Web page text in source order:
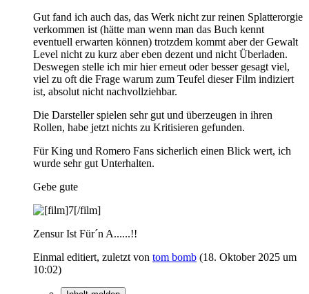
Gut fand ich auch das, das Werk nicht zur reinen Splatterorgie
verkommen ist (hätte man wenn man das Buch kennt
eventuell erwarten können) trotzdem kommt aber der Gewalt
Level nicht zu kurz aber eben dezent und nicht Überladen.
Deswegen stelle ich mir hier erneut oder besser gesagt viel,
viel zu oft die Frage warum zum Teufel dieser Film indiziert
ist, absolut nicht nachvollziehbar.
Die Darsteller spielen sehr gut und überzeugen in ihren
Rollen, habe jetzt nichts zu Kritisieren gefunden.
Für King und Romero Fans sicherlich einen Blick wert, ich
wurde sehr gut Unterhalten.
Gebe gute
Zensur Ist Für´n A......!!
Einmal editiert, zuletzt von tom bomb (18. Oktober 2025 um
10:02)